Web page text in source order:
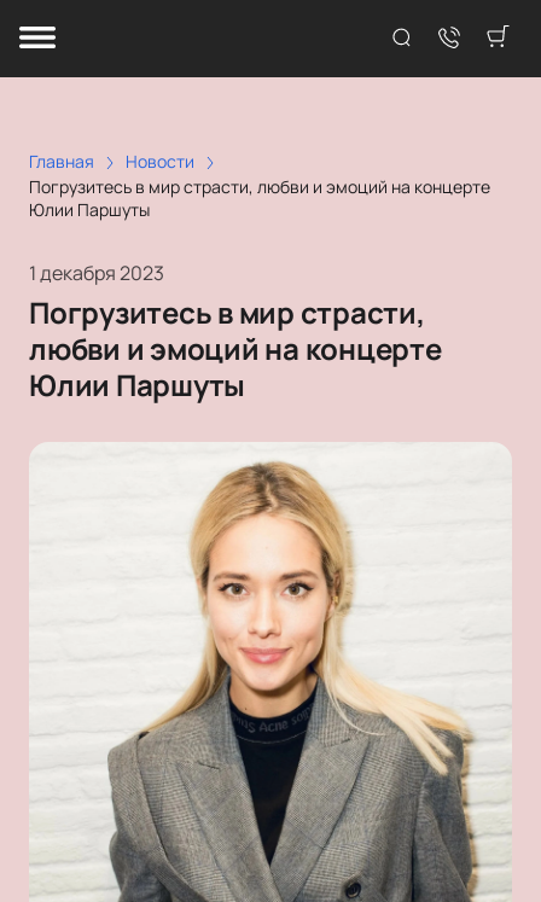
Главная
Новости
Погрузитесь в мир страсти, любви и эмоций на концерте
Юлии Паршуты
1 декабря 2023
Погрузитесь в мир страсти,
любви и эмоций на концерте
Юлии Паршуты